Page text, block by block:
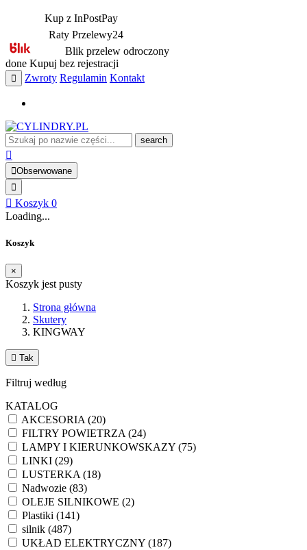
Kup z InPostPay
Raty Przelewy24
Blik przelew odroczony
done Kupuj bez rejestracji
Zwroty Regulamin Kontakt
search
Obserwowane
Koszyk 0
Loading...
Koszyk
×
Koszyk jest pusty
Strona główna
Skutery
KINGWAY
 Tak
Filtruj według
KATALOG
AKCESORIA (20)
FILTRY POWIETRZA (24)
LAMPY I KIERUNKOWSKAZY (75)
LINKI (29)
LUSTERKA (18)
Nadwozie (83)
OLEJE SILNIKOWE (2)
Plastiki (141)
silnik (487)
UKŁAD ELEKTRYCZNY (187)